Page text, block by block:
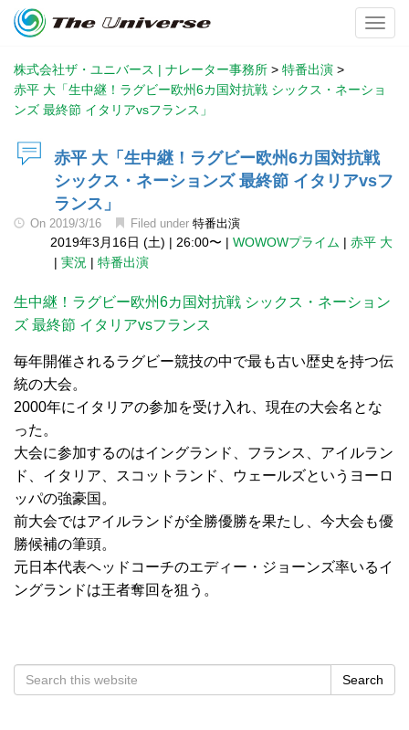
株式会社ザ・ユニバース | ナレーター事務所 > 特番出演 >
赤平 大「生中継！ラグビー欧州6カ国対抗戦 シックス・ネーショ
ンズ 最終節 イタリアvsフランス」
赤平 大「生中継！ラグビー欧州6カ国対抗戦
シックス・ネーションズ 最終節 イタリアvsフ
ランス」
On 2019/3/16 Filed under 特番出演
2019年3月16日 (土) | 26:00〜 | WOWOWプライム | 赤平 大
| 実況 | 特番出演
生中継！ラグビー欧州6カ国対抗戦 シックス・ネーション
ズ 最終節 イタリアvsフランス
毎年開催されるラグビー競技の中で最も古い歴史を持つ伝
統の大会。
2000年にイタリアの参加を受け入れ、現在の大会名とな
った。
大会に参加するのはイングランド、フランス、アイルラン
ド、イタリア、スコットランド、ウェールズというヨーロ
ッパの強豪国。
前大会ではアイルランドが全勝優勝を果たし、今大会も優
勝候補の筆頭。
元日本代表ヘッドコーチのエディー・ジョーンズ率いるイ
ングランドは王者奪回を狙う。
Search